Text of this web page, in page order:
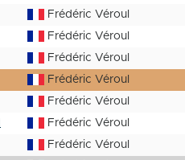
Frédéric Véroul
Frédéric Véroul
Frédéric Véroul
Frédéric Véroul
Frédéric Véroul
Frédéric Véroul
Frédéric Véroul